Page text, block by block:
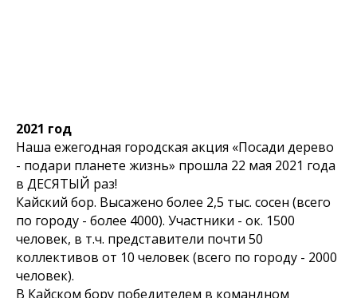
2021 год
Наша ежегодная городская акция «Посади дерево
- подари планете жизнь» прошла 22 мая 2021 года
в ДЕСЯТЫЙ раз!
Кайский бор. Высажено более 2,5 тыс. сосен (всего
по городу - более 4000). Участники - ок. 1500
человек, в т.ч. представители почти 50
коллективов от 10 человек (всего по городу - 2000
человек).
В Кайском бору победителем в командном